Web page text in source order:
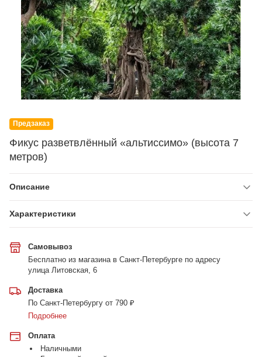
Предзаказ
Фикус разветвлённый «альтиссимо» (высота 7
метров)
Описание
Характеристики
Самовывоз
Бесплатно из магазина в Санкт-Петербурге по адресу
улица Литовская, 6
Доставка
По Санкт-Петербургу от 790 ₽
Подробнее
Оплата
Наличными